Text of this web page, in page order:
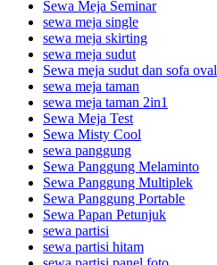
Sewa Meja Seminar
sewa meja single
sewa meja skirting
sewa meja sudut
Sewa meja sudut dan sofa oval
sewa meja taman
sewa meja taman 2in1
Sewa Meja Test
Sewa Misty Cool
sewa panggung
Sewa Panggung Melaminto
Sewa Panggung Multiplek
Sewa Panggung Portable
Sewa Papan Petunjuk
sewa partisi
sewa partisi hitam